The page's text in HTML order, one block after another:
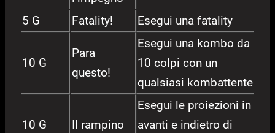
5 G Fatality! Esegui una fatality
10 G
Para
questo!
Esegui una kombo da
10 colpi con un
qualsiasi kombattente
10 G Il rampino
Esegui le proiezioni in
avanti e indietro di